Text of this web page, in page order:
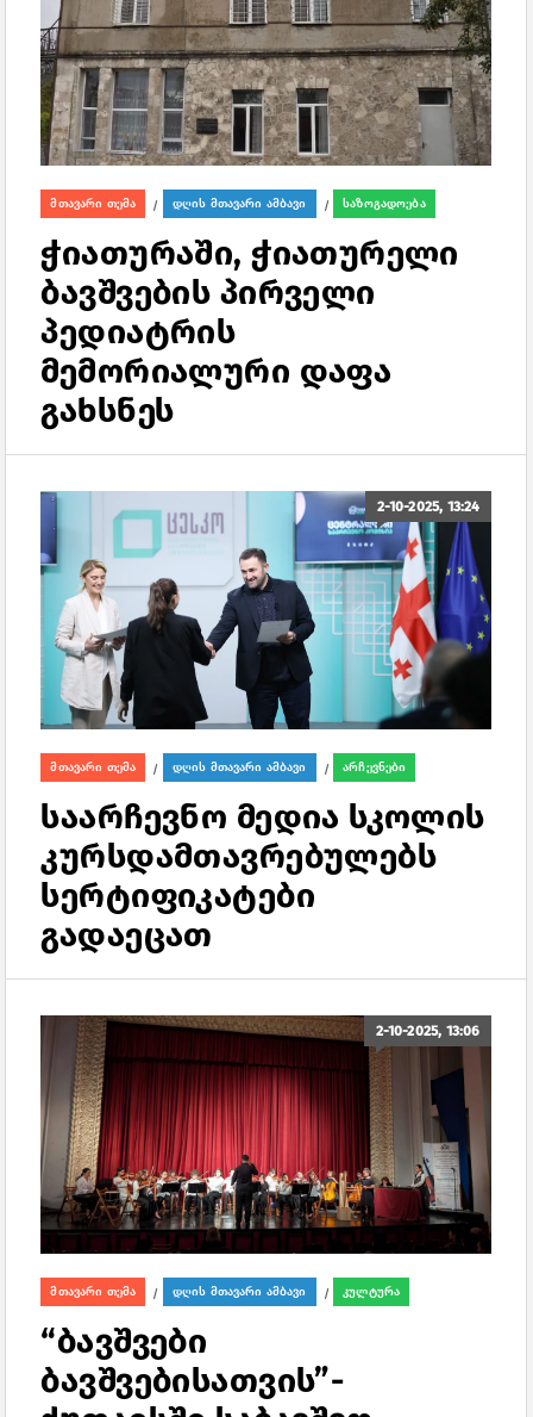
მთავარი თემა / დღის მთავარი ამბავი / საზოგადოება
ჭიათურაში, ჭიათურელი
ბავშვების პირველი
პედიატრის
მემორიალური დაფა
გახსნეს
2-10-2025, 13:24
მთავარი თემა / დღის მთავარი ამბავი / არჩევნები
საარჩევნო მედია სკოლის
კურსდამთავრებულებს
სერტიფიკატები
გადაეცათ
2-10-2025, 13:06
მთავარი თემა / დღის მთავარი ამბავი / კულტურა
“ბავშვები
ბავშვებისათვის”-